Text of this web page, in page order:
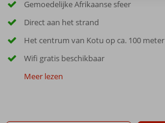
Gemoedelijke Afrikaanse sfeer
Direct aan het strand
Het centrum van Kotu op ca. 100 meter
Wifi gratis beschikbaar
Meer lezen